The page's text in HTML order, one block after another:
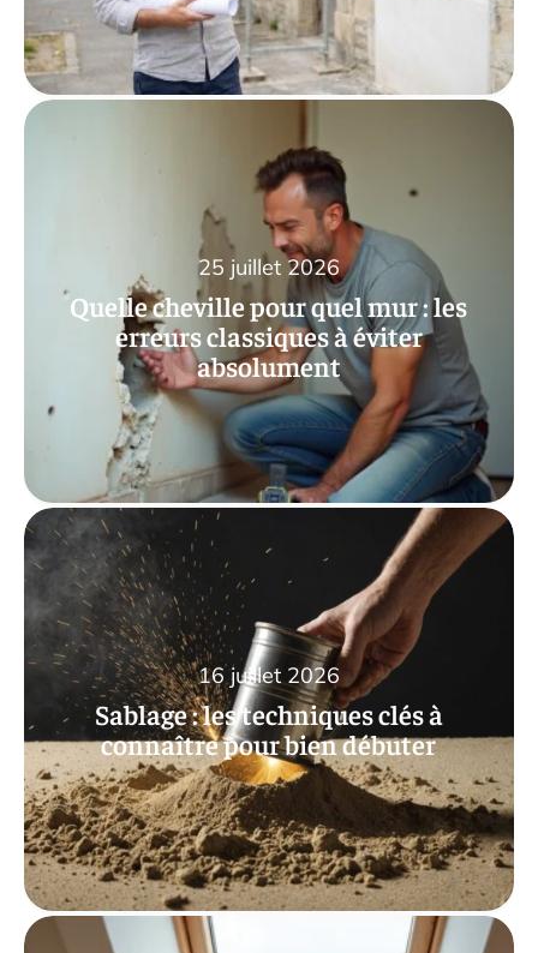
Quelle cheville pour quel mur : les
erreurs classiques à éviter
absolument
25 juillet 2026
Sablage : les techniques clés à
connaître pour bien débuter
16 juillet 2026